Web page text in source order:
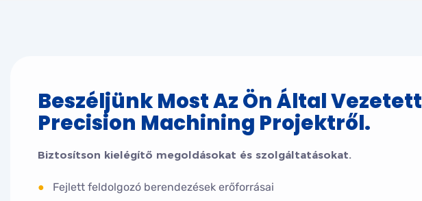
Beszéljünk Most Az Ön Által Vezetett
Precision Machining Projektről.
Biztosítson kielégítő megoldásokat és szolgáltatásokat.
●
Fejlett feldolgozó berendezések erőforrásai